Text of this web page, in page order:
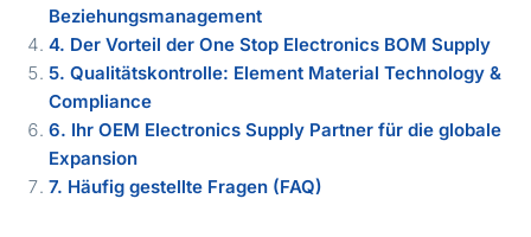
Beziehungsmanagement
4. Der Vorteil der One Stop Electronics BOM Supply
5. Qualitätskontrolle: Element Material Technology &
Compliance
6. Ihr OEM Electronics Supply Partner für die globale
Expansion
7. Häufig gestellte Fragen (FAQ)